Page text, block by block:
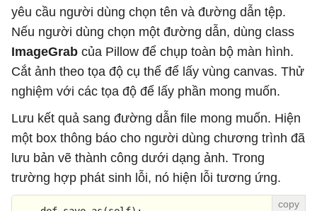
yêu cầu người dùng chọn tên và đường dẫn tệp.
Nếu người dùng chọn một đường dẫn, dùng class
ImageGrab của Pillow để chụp toàn bộ màn hình.
Cắt ảnh theo tọa độ cụ thể để lấy vùng canvas. Thử
nghiệm với các tọa độ để lấy phần mong muốn.
Lưu kết quả sang đường dẫn file mong muốn. Hiện
một box thông báo cho người dùng chương trình đã
lưu bản vẽ thành công dưới dạng ảnh. Trong
trường hợp phát sinh lỗi, nó hiện lỗi tương ứng.